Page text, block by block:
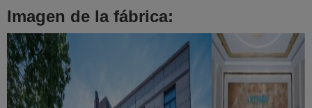
Imagen de la fábrica: